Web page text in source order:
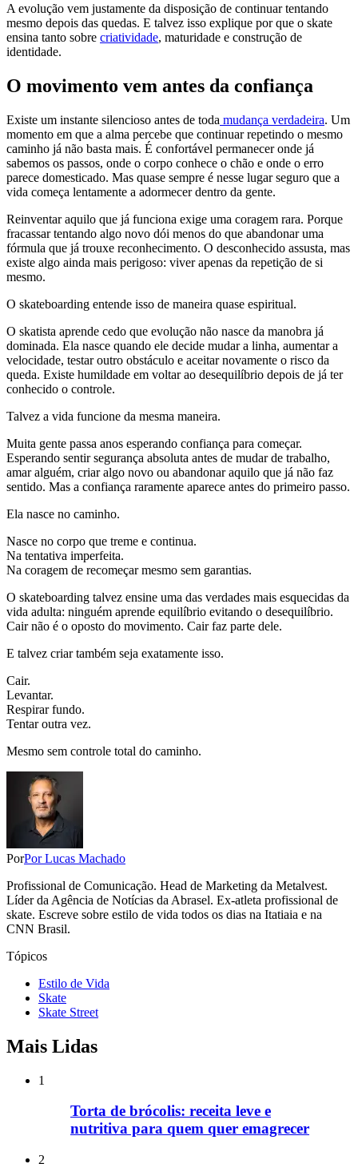
A evolução vem justamente da disposição de continuar tentando
mesmo depois das quedas. E talvez isso explique por que o skate
ensina tanto sobre criatividade, maturidade e construção de
identidade.
O movimento vem antes da confiança
Existe um instante silencioso antes de toda mudança verdadeira. Um
momento em que a alma percebe que continuar repetindo o mesmo
caminho já não basta mais. É confortável permanecer onde já
sabemos os passos, onde o corpo conhece o chão e onde o erro
parece domesticado. Mas quase sempre é nesse lugar seguro que a
vida começa lentamente a adormecer dentro da gente.
Reinventar aquilo que já funciona exige uma coragem rara. Porque
fracassar tentando algo novo dói menos do que abandonar uma
fórmula que já trouxe reconhecimento. O desconhecido assusta, mas
existe algo ainda mais perigoso: viver apenas da repetição de si
mesmo.
O skateboarding entende isso de maneira quase espiritual.
O skatista aprende cedo que evolução não nasce da manobra já
dominada. Ela nasce quando ele decide mudar a linha, aumentar a
velocidade, testar outro obstáculo e aceitar novamente o risco da
queda. Existe humildade em voltar ao desequilíbrio depois de já ter
conhecido o controle.
Talvez a vida funcione da mesma maneira.
Muita gente passa anos esperando confiança para começar.
Esperando sentir segurança absoluta antes de mudar de trabalho,
amar alguém, criar algo novo ou abandonar aquilo que já não faz
sentido. Mas a confiança raramente aparece antes do primeiro passo.
Ela nasce no caminho.
Nasce no corpo que treme e continua.
Na tentativa imperfeita.
Na coragem de recomeçar mesmo sem garantias.
O skateboarding talvez ensine uma das verdades mais esquecidas da
vida adulta: ninguém aprende equilíbrio evitando o desequilíbrio.
Cair não é o oposto do movimento. Cair faz parte dele.
E talvez criar também seja exatamente isso.
Cair.
Levantar.
Respirar fundo.
Tentar outra vez.
Mesmo sem controle total do caminho.
PorPor Lucas Machado
Profissional de Comunicação. Head de Marketing da Metalvest.
Líder da Agência de Notícias da Abrasel. Ex-atleta profissional de
skate. Escreve sobre estilo de vida todos os dias na Itatiaia e na
CNN Brasil.
Tópicos
Estilo de Vida
Skate
Skate Street
Mais Lidas
1
Torta de brócolis: receita leve e
nutritiva para quem quer emagrecer
2